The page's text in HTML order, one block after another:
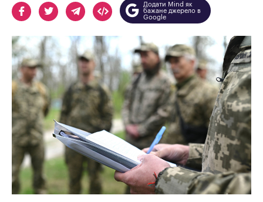
Додати Mind як
бажане джерело в
Google